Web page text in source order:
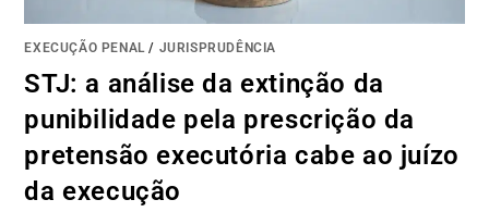
EXECUÇÃO PENAL / JURISPRUDÊNCIA
STJ: a análise da extinção da
punibilidade pela prescrição da
pretensão executória cabe ao juízo
da execução